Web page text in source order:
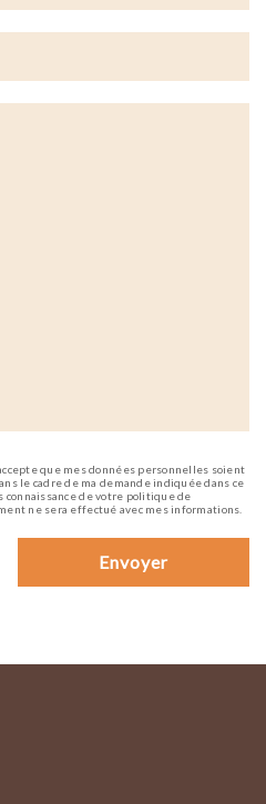
que mes données personnelles soient
le cadre de ma demande indiquée dans ce
de votre politique de
ne sera effectué avec mes informations.